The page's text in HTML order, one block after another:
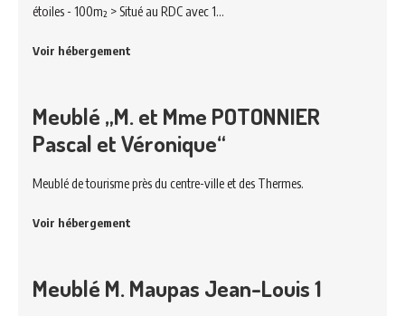
étoiles - 100m² > Situé au RDC avec 1…
Voir hébergement
Meublé „M. et Mme POTONNIER
Pascal et Véronique“
Meublé de tourisme près du centre-ville et des Thermes.
Voir hébergement
Meublé M. Maupas Jean-Louis 1